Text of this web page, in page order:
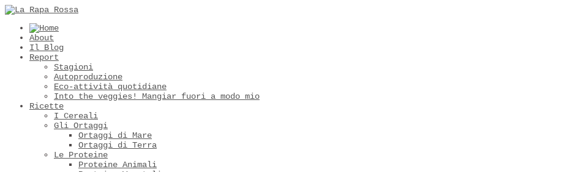
About
Il Blog
Report
Stagioni
Autoproduzione
Eco-attività quotidiane
Into the veggies! Mangiar fuori a modo mio
Ricette
I Cereali
Gli Ortaggi
Ortaggi di Mare
Ortaggi di Terra
Le Proteine
Proteine Animali